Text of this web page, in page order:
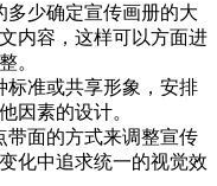
多少确定宣传画册的大
内容，这样可以方面进
。
标准或共享形象，安排
因素的设计。
带面的方式来调整宣传
化中追求统一的视觉效